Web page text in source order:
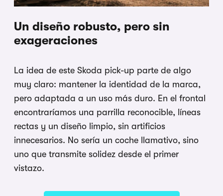
Un diseño robusto, pero sin
exageraciones
La idea de este Skoda pick-up parte de algo
muy claro: mantener la identidad de la marca,
pero adaptada a un uso más duro. En el frontal
encontraríamos una parrilla reconocible, líneas
rectas y un diseño limpio, sin artificios
innecesarios. No sería un coche llamativo, sino
uno que transmite solidez desde el primer
vistazo.